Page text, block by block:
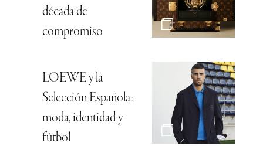
década de
compromiso
LOEWE y la
Selección Española:
moda, identidad y
fútbol